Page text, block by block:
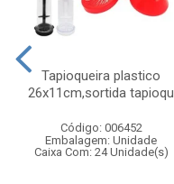
Tapioqueira plastico
26x11cm,sortida tapioqu
Código: 006452
Embalagem: Unidade
Caixa Com: 24 Unidade(s)